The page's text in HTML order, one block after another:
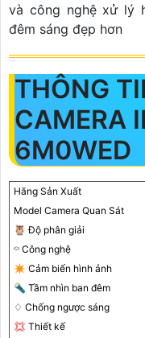
và công nghệ xử lý
đêm sáng đẹp hơn
THÔNG
CAMERA
6M0WED
Hãng Sản Xuất
Model Camera Quan Sát
🦉 Độ phân giải
⌔ Công nghệ
✴️ Cảm biến hình ảnh
🔦 Tầm nhìn ban đêm
♢ Chống ngược sáng
💢 Thiết kế